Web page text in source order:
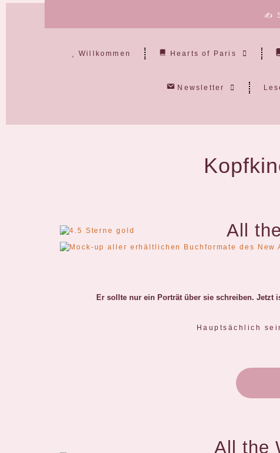
✍️
Willkommen Hearts of Paris
Newsletter
All
Er sollte nur ein Porträt über sie schreiben. Jetzt
Hauptsächlich
All the